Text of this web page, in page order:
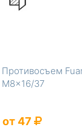
Противосъем
M8x16/37
от 47